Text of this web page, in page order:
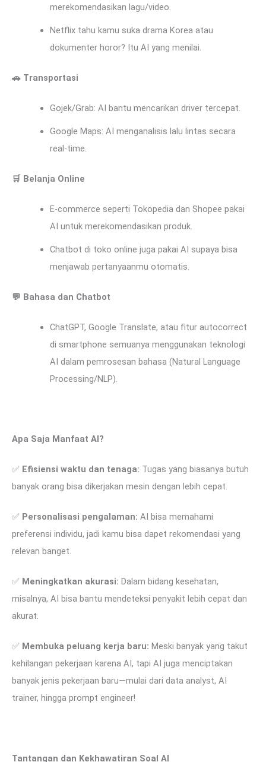
merekomendasikan lagu/video.
Netflix tahu kamu suka drama Korea atau
dokumenter horor? Itu AI yang menilai.
🚗 Transportasi
Gojek/Grab: AI bantu mencarikan driver tercepat.
Google Maps: AI menganalisis lalu lintas secara
real-time.
🛒 Belanja Online
E-commerce seperti Tokopedia dan Shopee pakai
AI untuk merekomendasikan produk.
Chatbot di toko online juga pakai AI supaya bisa
menjawab pertanyaanmu otomatis.
💬 Bahasa dan Chatbot
ChatGPT, Google Translate, atau fitur autocorrect
di smartphone semuanya menggunakan teknologi
AI dalam pemrosesan bahasa (Natural Language
Processing/NLP).
Apa Saja Manfaat AI?
✅ Efisiensi waktu dan tenaga: Tugas yang biasanya butuh
banyak orang bisa dikerjakan mesin dengan lebih cepat.
✅ Personalisasi pengalaman: AI bisa memahami
preferensi individu, jadi kamu bisa dapet rekomendasi yang
relevan banget.
✅ Meningkatkan akurasi: Dalam bidang kesehatan,
misalnya, AI bisa bantu mendeteksi penyakit lebih cepat dan
akurat.
✅ Membuka peluang kerja baru: Meski banyak yang takut
kehilangan pekerjaan karena AI, tapi AI juga menciptakan
banyak jenis pekerjaan baru—mulai dari data analyst, AI
trainer, hingga prompt engineer!
Tantangan dan Kekhawatiran Soal AI